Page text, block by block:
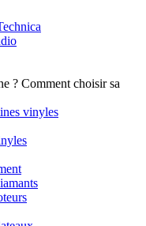
Comment choisir sa
vinyles